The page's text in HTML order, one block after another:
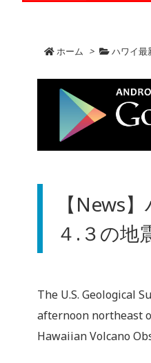
ホーム > ハワイ最
【News
４.３の地
The U.S. Geological
afternoon northeast
Hawaiian Volcano